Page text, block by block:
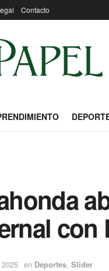
Contacto
con
en Deportes, Slider